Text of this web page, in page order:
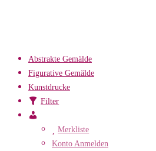
Abstrakte Gemälde
Figurative Gemälde
Kunstdrucke
Filter
KontoMerkliste
Konto Anmelden